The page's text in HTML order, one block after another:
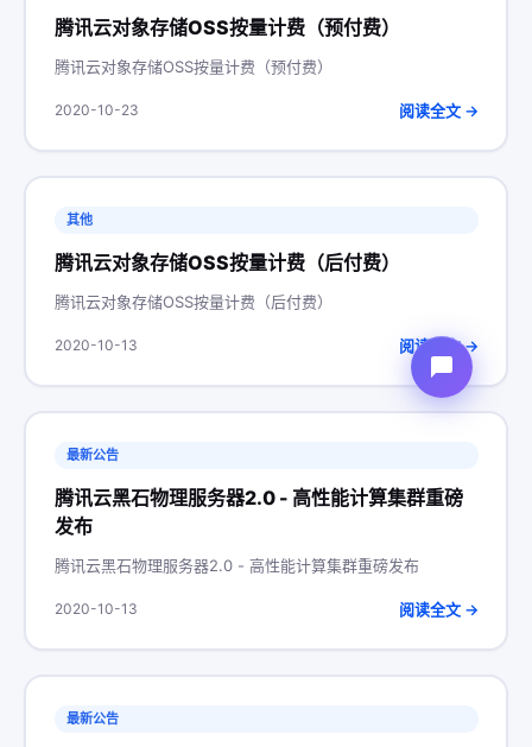
腾讯云对象存储OSS按量计费（预付费）
腾讯云对象存储OSS按量计费（预付费）
2020-10-23 阅读全文 →
其他
腾讯云对象存储OSS按量计费（后付费）
腾讯云对象存储OSS按量计费（后付费）
2020-10-13 阅读全文 →
最新公告
腾讯云黑石物理服务器2.0 - 高性能计算集群重磅
发布
腾讯云黑石物理服务器2.0 - 高性能计算集群重磅发布
2020-10-13 阅读全文 →
最新公告